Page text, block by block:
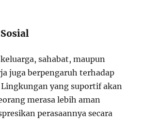
sahabat, maupun
juga berpengaruh terhadap
yang suportif akan
merasa lebih aman
perasaannya secara